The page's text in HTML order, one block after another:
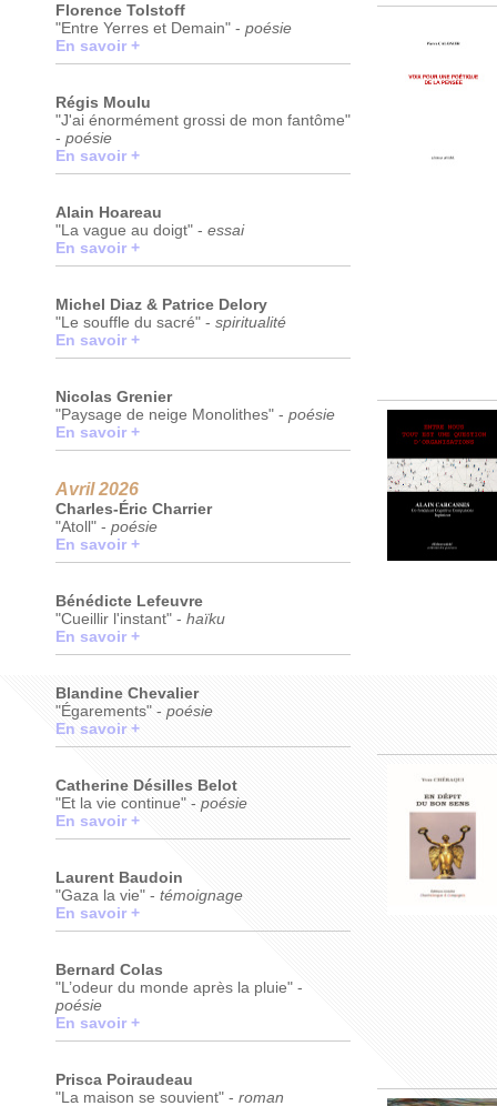
Florence Tolstoff
"Entre Yerres et Demain" - poésie
En savoir +
Régis Moulu
"J'ai énormément grossi de mon fantôme"
- poésie
En savoir +
Alain Hoareau
"La vague au doigt" - essai
En savoir +
Michel Diaz & Patrice Delory
"Le souffle du sacré" - spiritualité
En savoir +
Nicolas Grenier
"Paysage de neige Monolithes" - poésie
En savoir +
Avril 2026
Charles-Éric Charrier
"Atoll" - poésie
En savoir +
Bénédicte Lefeuvre
"Cueillir l'instant" - haïku
En savoir +
Blandine Chevalier
"Égarements" - poésie
En savoir +
Catherine Désilles Belot
"Et la vie continue" - poésie
En savoir +
Laurent Baudoin
"Gaza la vie" - témoignage
En savoir +
Bernard Colas
"L’odeur du monde après la pluie" -
poésie
En savoir +
Prisca Poiraudeau
"La maison se souvient" - roman